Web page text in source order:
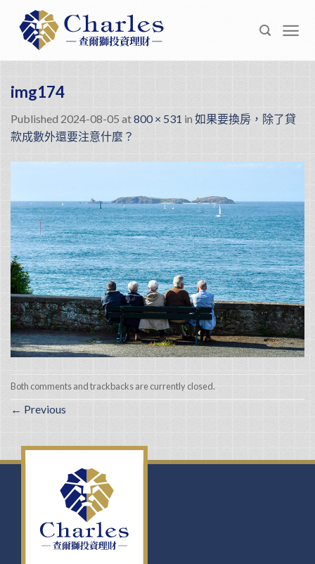
content
img174
Published 2024-08-05 at800 × 531 in 如果要換房，除了貸
款成數外還要注意什麼？
Both comments and trackbacks are currently closed.
← Previous